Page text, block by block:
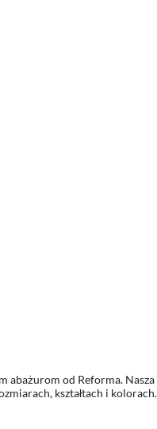
abażurom od Reforma.
kształtach i kolorach.